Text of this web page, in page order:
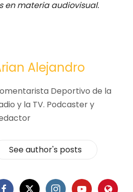
en materia audiovisual.
Alejandro
Deportivo de la
y la TV. Podcaster y
See author's posts